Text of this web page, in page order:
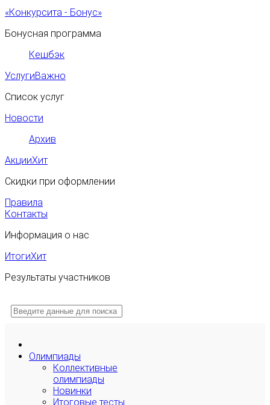
«Конкурсита - Бонус»
Бонусная программа
Кешбэк
УслугиВажно
Список услуг
Новости
Архив
АкцииХит
Скидки при оформлении
Правила
Контакты
Информация о нас
ИтогиХит
Результаты участников
Олимпиады
Коллективные
олимпиады
Новинки
Итоговые тесты